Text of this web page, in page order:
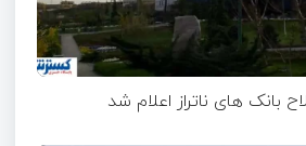
بانک های ناتراز اعلام شد